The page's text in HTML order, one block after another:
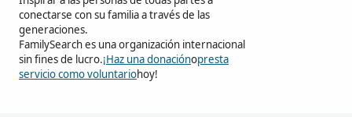
conectarse con su familia a través de las
generaciones.
FamilySearch es una organización internacional
sin fines de lucro.¡Haz una donaciónopresta
servicio como voluntariohoy!